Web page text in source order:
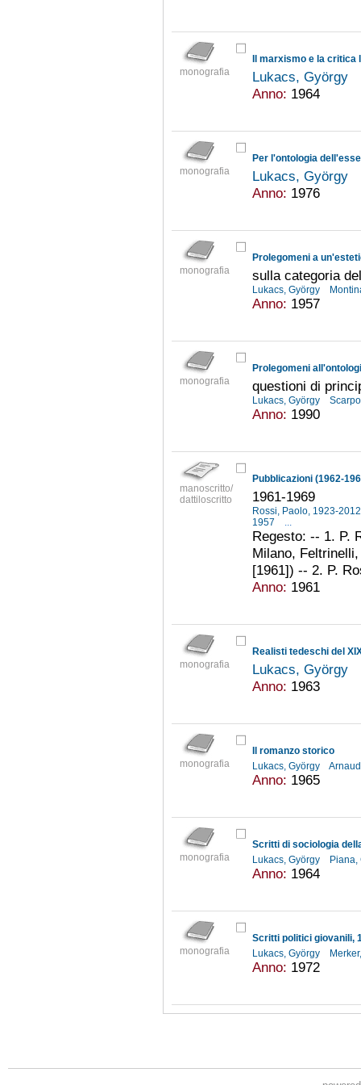
monografia
Il marxismo e la critica
Lukacs, György
Anno: 1964
monografia
Per l'ontologia
Lukacs, György
Anno: 1976
monografia
Prolegomeni a
sulla categoria
Lukacs, György
Anno: 1957
monografia
Prolegomeni
questioni di
Lukacs, György
Anno: 1990
manoscritto/
dattiloscritto
Pubblicazioni (1962-
1961-1969
Rossi, Paolo, 1923-
1957
...
Regesto: -- 1. P.
Milano,
[1961]) -- 2. P.
Anno: 1961
monografia
Realisti tedeschi del
Lukacs, György
Anno: 1963
monografia
Il romanzo storico
Lukacs, György
Anno: 1965
monografia
Scritti di sociologia
Lukacs, György
Anno: 1964
monografia
Scritti politici giovanili,
Lukacs, György
Anno: 1972